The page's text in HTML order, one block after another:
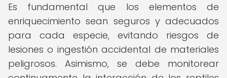
Es fundamental que los elementos de
enriquecimiento sean seguros y adecuados
para cada especie, evitando riesgos de
lesiones o ingestión accidental de materiales
peligrosos. Asimismo, se debe monitorear